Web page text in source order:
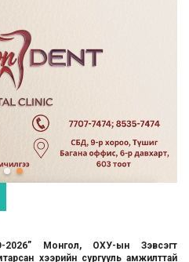
2026” Монгол, ОХУ-ын Зэвсэгт
хээрийн сургууль амжилттай